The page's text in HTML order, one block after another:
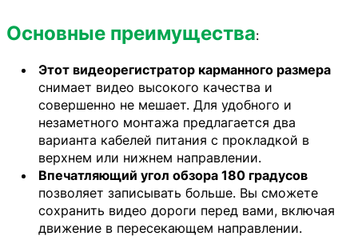
Основные преимущества:
Этот видеорегистратор карманного размера
снимает видео высокого качества и
совершенно не мешает. Для удобного и
незаметного монтажа предлагается два
варианта кабелей питания с прокладкой в
верхнем или нижнем направлении.
Впечатляющий угол обзора 180 градусов
позволяет записывать больше. Вы сможете
сохранить видео дороги перед вами, включая
движение в пересекающем направлении.